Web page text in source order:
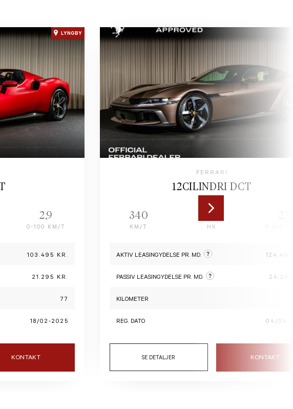
LYNGBY
2,9
0-100 KM/T
103.495 KR.
21.295 KR.
77
18/02-2025
KONTAKT
FERRARI
12CILINDRI DCT
340
KM/T
830
HK
AKTIV LEASINGYDELSE PR. MD. ?
PASSIV LEASINGYDELSE PR. MD. ?
KILOMETER
REG. DATO 04/04-
SE DETALJER KONTAKT